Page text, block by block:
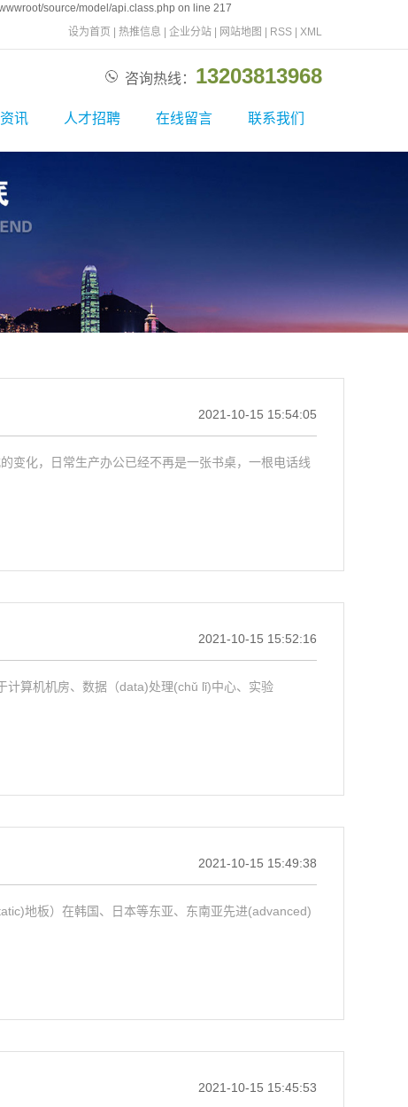
source/model/api.class.php on line 217
设为首页 热推信息 企业分站 网站地图 RSS XML
咨询热线： 13203813968
讯
讯
题
人才招聘 在线留言 联系我们
2021-10-15 15:54:05
变化，日常生产办公已经不再是一张书桌，一根电话线
2021-10-15 15:52:16
计算机机房、数据（data)处理(chǔ lǐ)中心、实验
2021-10-15 15:49:38
地板）在韩国、日本等东亚、东南亚先进(advanced)
2021-10-15 15:45:53